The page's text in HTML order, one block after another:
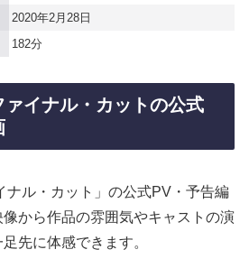
2020年2月28日
182分
イナル・カットの公式
ナル・カット」の公式PV・予告編
から作品の雰囲気やキャストの演
先に体感できます。